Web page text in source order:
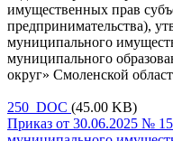
имущественных прав
предпринимательства),
муниципального
муниципального
округ» Смоленской
250 DOC (45.00 KB)
Приказ от 30.06.2025 №